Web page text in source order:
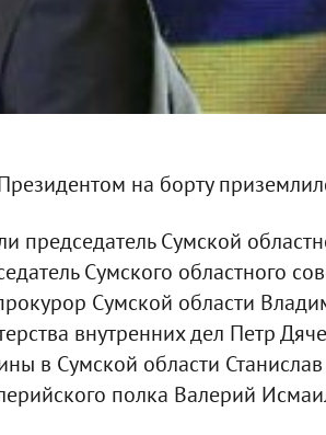
на борту
председатель Сумской
Сумского областного
Сумской области
внутренних дел Петр
в Сумской области
полка Валерий